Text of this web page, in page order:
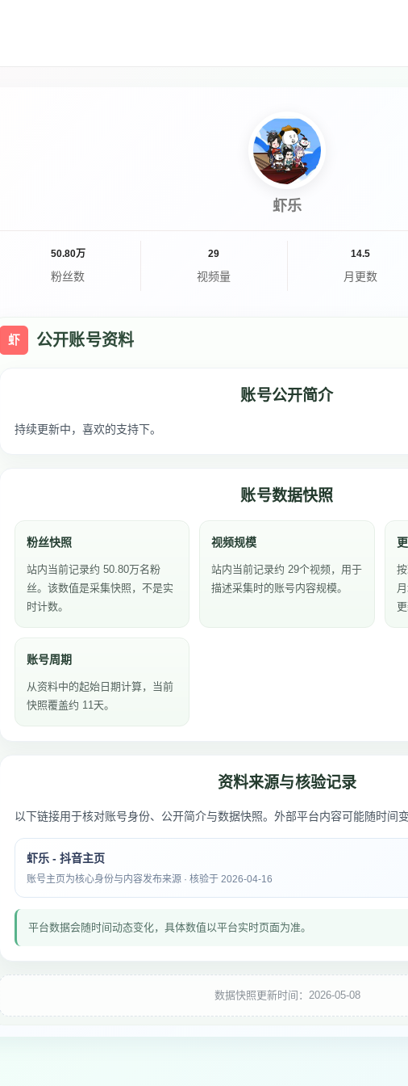
虾乐
50.80万
粉丝数
29
视频量
14.5
月更数
虾 公开账号资料
账号公开简介
持续更新中，喜欢的支持下。
账号数据快照
粉丝快照
站内当前记录约 50.80万名粉
丝。该数值是采集快照，不是实
时计数。
视频规模
站内当前记录约 29个视频，用于
描述采集时的账号内容规模。
账号周期
从资料中的起始日期计算，当前
快照覆盖约 11天。
资料来源与核验记录
以下链接用于核对账号身份、公开简介与数据快照。外部平台内容可能随时间变
虾乐 - 抖音主页
账号主页为核心身份与内容发布来源 · 核验于 2026-04-16
平台数据会随时间动态变化，具体数值以平台实时页面为准。
数据快照更新时间：2026-05-08